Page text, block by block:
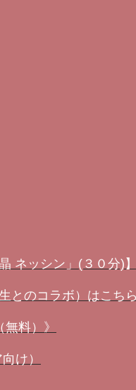
ネッシン」(３０分)
とのコラボ）はこちら
料）》
け）